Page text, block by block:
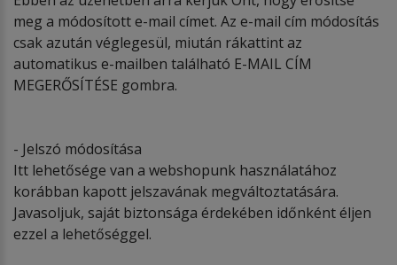
meg a módosított e-mail címet. Az e-mail cím módosítás
csak azután véglegesül, miután rákattint az
automatikus e-mailben található E-MAIL CÍM
MEGERŐSÍTÉSE gombra.
- Jelszó módosítása
Itt lehetősége van a webshopunk használatához
korábban kapott jelszavának megváltoztatására.
Javasoljuk, saját biztonsága érdekében időnként éljen
ezzel a lehetőséggel.